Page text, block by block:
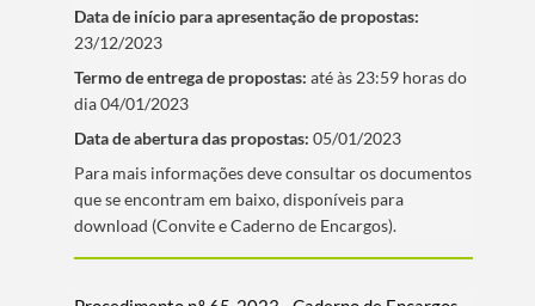
Data de iní­cio para apresentação de propostas:
23/12/2023
Termo de entrega de propostas: até às 23:59 horas do
dia 04/01/2023
Data de abertura das propostas: 05/01/2023
​Para mais informações deve consultar os documentos
que se encontram em baixo, disponí­veis para
download (Convite e Caderno de Encargos).